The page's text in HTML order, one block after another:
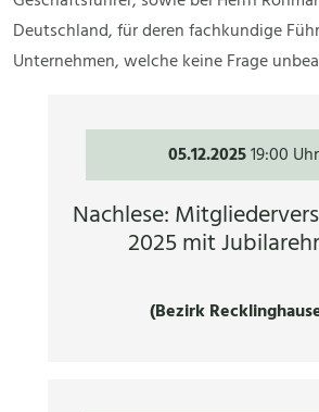
Deutschland, für deren fachkundige
Unternehmen, welche keine Frage
05.12.202519:00 Uhr
Nachlese:
2025 mit
(Bezirk